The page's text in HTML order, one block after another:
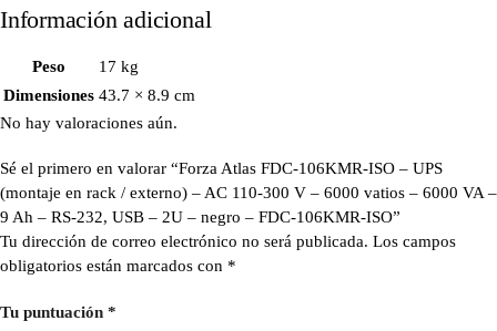
Información adicional
Peso
17 kg
Dimensiones 43.7 × 8.9 cm
No hay valoraciones aún.
Sé el primero en valorar “Forza Atlas FDC-106KMR-ISO – UPS
(montaje en rack / externo) – AC 110-300 V – 6000 vatios – 6000 VA –
9 Ah – RS-232, USB – 2U – negro – FDC-106KMR-ISO”
Tu dirección de correo electrónico no será publicada. Los campos
obligatorios están marcados con *
Tu puntuación *